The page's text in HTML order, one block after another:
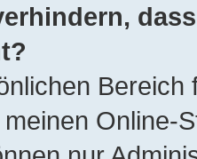
Online-